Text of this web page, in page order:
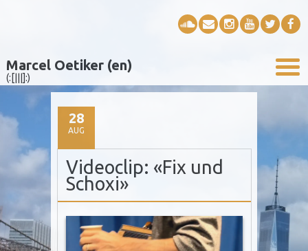
Marcel Oetiker (en)
(:[|||]:)
28
AUG
Videoclip: «Fix und
Schoxi»